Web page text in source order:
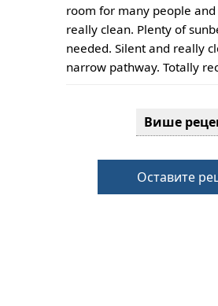
room for many people
really clean. Plenty of
needed. Silent and really
narrow pathway. Totally
Више
Оставите